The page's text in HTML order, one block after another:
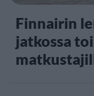
Finnairin
jatkossa